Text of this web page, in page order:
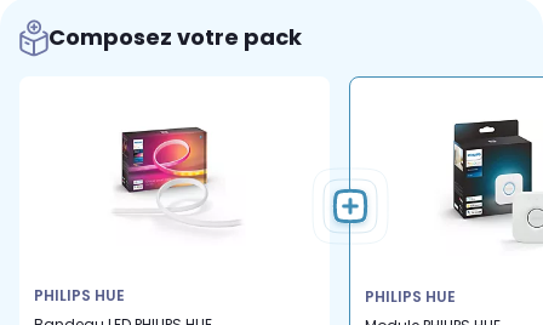
Composez votre pack
PHILIPS HUE
PHILIPS HUE